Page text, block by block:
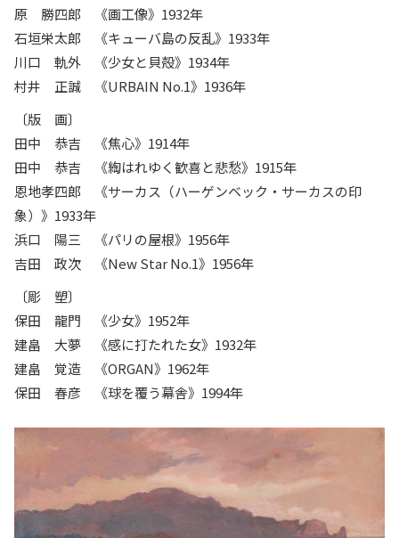
原 勝四郎 《画工像》1932年
石垣栄太郎 《キューバ島の反乱》1933年
川口 軌外 《少女と貝殻》1934年
村井 正誠 《URBAIN No.1》1936年
〔版 画〕
田中 恭吉 《焦心》1914年
田中 恭吉 《綯はれゆく歓喜と悲愁》1915年
恩地孝四郎 《サーカス（ハーゲンベック・サーカスの印
象）》1933年
浜口 陽三 《パリの屋根》1956年
吉田 政次 《New Star No.1》1956年
〔彫 塑〕
保田 龍門 《少女》1952年
建畠 大夢 《感に打たれた女》1932年
建畠 覚造 《ORGAN》1962年
保田 春彦 《球を覆う幕舎》1994年